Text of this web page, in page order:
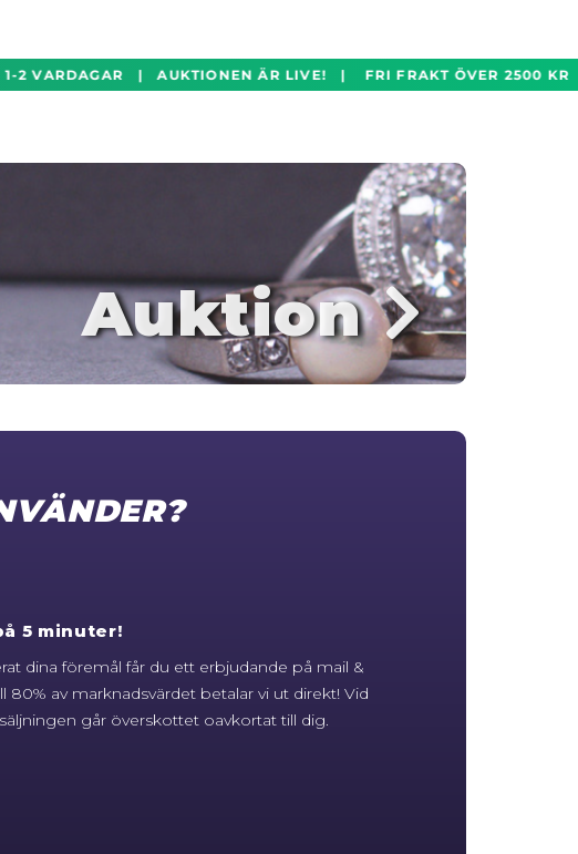
| AUKTIONEN ÄR LIVE! | FRI FRAKT ÖVER
Auktion
5 minuter!
dina föremål får du ett erbjudande på mail &
80% av marknadsvärdet betalar vi ut direkt! Vid
går överskottet oavkortat till dig.